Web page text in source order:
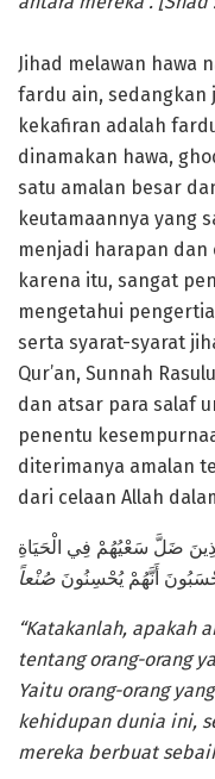
Jihad melawan hawa
fardu ain, sedangkan
kekafiran adalah
dinamakan hawa,
satu amalan besar
keutamaannya yang
menjadi harapan dan
karena itu, sangat
mengetahui
serta syarat-syarat
Qur’an, Sunnah
dan atsar para salaf
penentu
diterimanya amalan
dari celaan Allah
ضَلَّ سَعْيُهُمْ فِي الْحَيَاةِ
أَنَّهُمْ يُحْسِنُونَ صُنْعاً
“Katakanlah, apakah
tentang orang-orang
Yaitu orang-orang
kehidupan dunia ini,
mereka berbuat